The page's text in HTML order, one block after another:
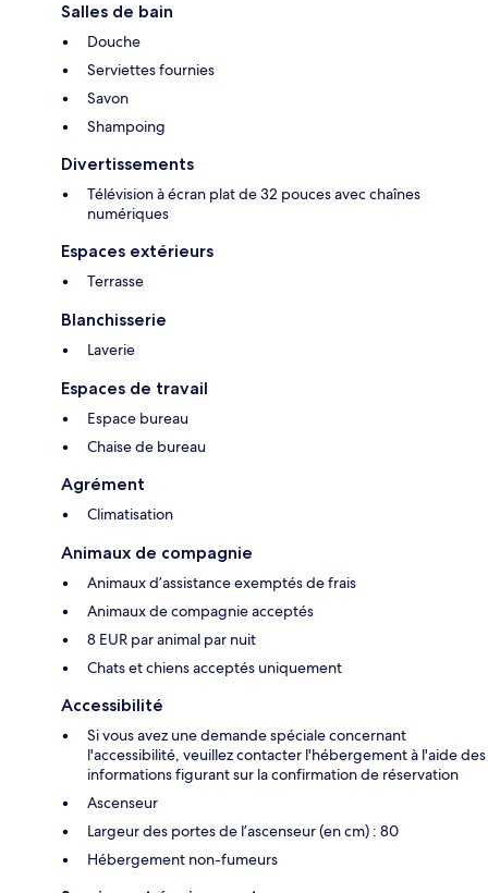
Salles de bain
Douche
Serviettes fournies
Savon
Shampoing
Divertissements
Télévision à écran plat de 32 pouces avec chaînes
numériques
Espaces extérieurs
Terrasse
Blanchisserie
Laverie
Espaces de travail
Espace bureau
Chaise de bureau
Agrément
Climatisation
Animaux de compagnie
Animaux d’assistance exemptés de frais
Animaux de compagnie acceptés
8 EUR par animal par nuit
Chats et chiens acceptés uniquement
Accessibilité
Si vous avez une demande spéciale concernant
l'accessibilité, veuillez contacter l'hébergement à l'aide des
informations figurant sur la confirmation de réservation
Ascenseur
Largeur des portes de l’ascenseur (en cm) : 80
Hébergement non-fumeurs